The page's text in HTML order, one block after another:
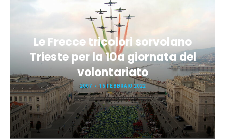
Le Frecce tricolori sorvolano
Trieste per la 10a giornata del
volontariato
2007 15 FEBBRAIO 2022